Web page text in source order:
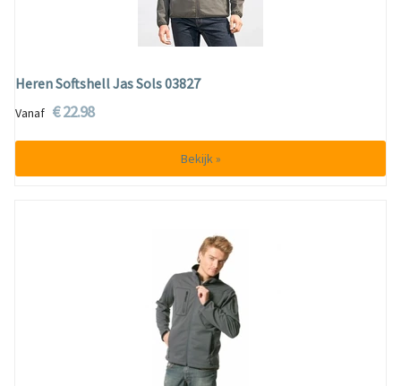
Heren Softshell Jas Sols 03827
Vanaf € 22.98
Bekijk »